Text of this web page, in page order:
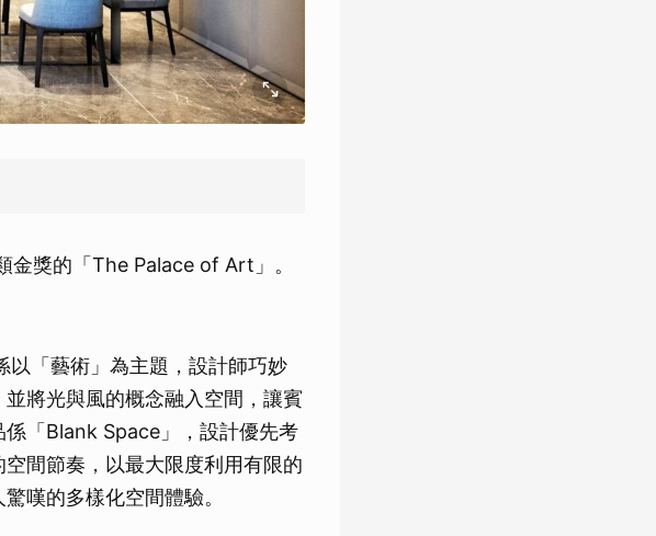
獎的「The Palace of Art」。
「藝術」為主題，設計師巧妙
將光與風的概念融入空間，讓賓
「Blank Space」，設計優先考
間節奏，以最大限度利用有限的
嘆的多樣化空間體驗。